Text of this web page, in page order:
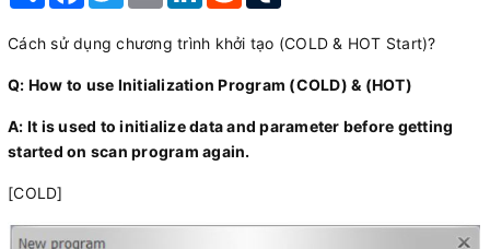
Cách sử dụng chương trình khởi tạo (COLD & HOT Start)?
Q: How to use Initialization Program (COLD) & (HOT)
A: It is used to initialize data and parameter before getting
started on scan program again.
[COLD]